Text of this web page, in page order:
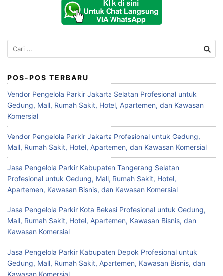
Cari
untuk:
POS-POS TERBARU
Vendor Pengelola Parkir Jakarta Selatan Profesional untuk
Gedung, Mall, Rumah Sakit, Hotel, Apartemen, dan Kawasan
Komersial
Vendor Pengelola Parkir Jakarta Profesional untuk Gedung,
Mall, Rumah Sakit, Hotel, Apartemen, dan Kawasan Komersial
Jasa Pengelola Parkir Kabupaten Tangerang Selatan
Profesional untuk Gedung, Mall, Rumah Sakit, Hotel,
Apartemen, Kawasan Bisnis, dan Kawasan Komersial
Jasa Pengelola Parkir Kota Bekasi Profesional untuk Gedung,
Mall, Rumah Sakit, Hotel, Apartemen, Kawasan Bisnis, dan
Kawasan Komersial
Jasa Pengelola Parkir Kabupaten Depok Profesional untuk
Gedung, Mall, Rumah Sakit, Apartemen, Kawasan Bisnis, dan
Kawasan Komersial